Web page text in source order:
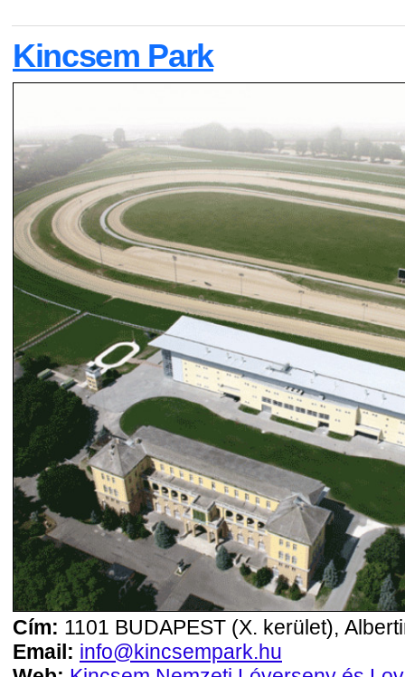
Kincsem Park
Cím: 1101 BUDAPEST (X. kerület),
Email: info@kincsempark.hu